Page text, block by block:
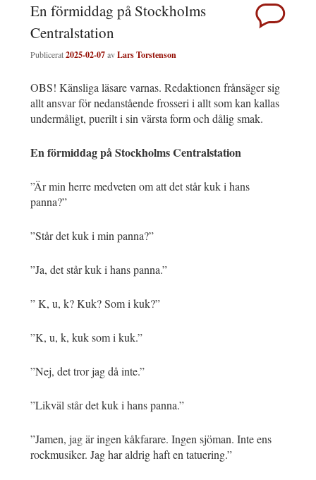
En förmiddag på Stockholms
Centralstation
Publicerat2025-02-07avLars Torstenson
OBS! Känsliga läsare varnas. Redaktionen frånsäger sig
allt ansvar för nedanstående frosseri i allt som kan kallas
undermåligt, puerilt i sin värsta form och dålig smak.
En förmiddag på Stockholms Centralstation
”Är min herre medveten om att det står kuk i hans
panna?”
”Står det kuk i min panna?”
”Ja, det står kuk i hans panna.”
” K, u, k? Kuk? Som i kuk?”
”K, u, k, kuk som i kuk.”
”Nej, det tror jag då inte.”
”Likväl står det kuk i hans panna.”
”Jamen, jag är ingen kåkfarare. Ingen sjöman. Inte ens
rockmusiker. Jag har aldrig haft en tatuering.”